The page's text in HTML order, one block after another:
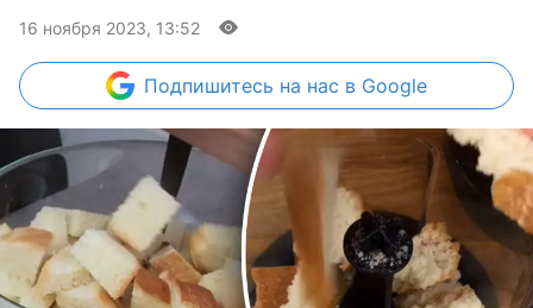
16 ноября 2023, 13:52
Подпишитесь на нас в Google